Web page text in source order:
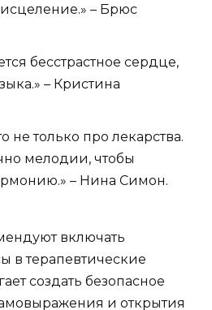
– Брюс
бесстрастное сердце,
– Кристина
не только про лекарства.
мелодии, чтобы
– Нина Симон.
включать
в терапевтические
создать безопасное
и открытия